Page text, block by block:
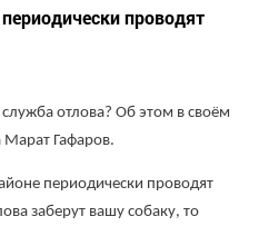
проводят
отлова? Об этом в своём
Марат Гафаров.
периодически проводят
заберут вашу собаку, то